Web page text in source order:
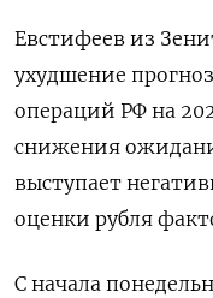
Евстифеев из
ухудшение
операций РФ на
снижения
выступает
оценки рубля
С начала